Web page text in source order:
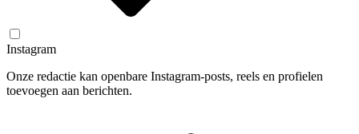
Instagram
Onze redactie kan openbare Instagram-posts, reels en profielen
toevoegen aan berichten.